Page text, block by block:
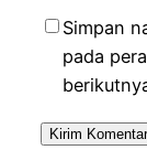
Simpan
pada